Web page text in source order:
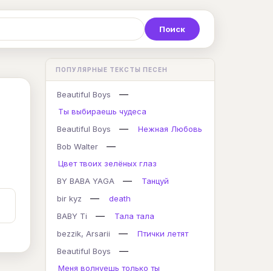
С Т У Ф Х Ц
L M N O P Q
ПОПУЛЯРНЫЕ ТЕКСТЫ ПЕСЕН
Beautiful Boys —
Ты выбираешь чудеса
Beautiful Boys
—
Нежная Любовь
Bob Walter
—
Цвет твоих зелёных глаз
BY BABA YAGA
—
Танцуй
bir kyz
—
death
BABY Ti
—
Тала тала
bezzik, Arsarii
—
Птички летят
Beautiful Boys
—
Меня волнуешь только ты